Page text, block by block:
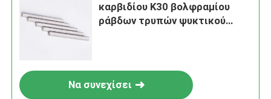
καρβιδίου K30 βολφραμίου
ράβδων τρυπών ψυκτικού
Να συνεχίσει